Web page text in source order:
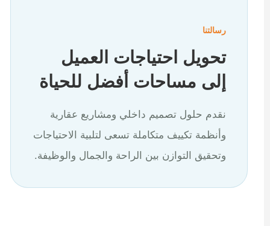
رسالتنا
تحويل احتياجات العميل
إلى مساحات أفضل للحياة
نقدم حلول تصميم داخلي ومشاريع عقارية
وأنظمة تكييف متكاملة تسعى لتلبية الاحتياجات
وتحقيق التوازن بين الراحة والجمال والوظيفة.